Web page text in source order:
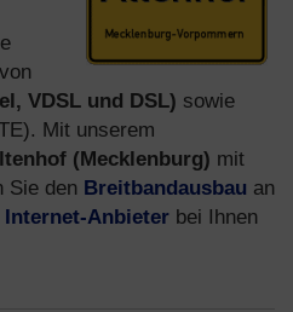
von
VDSL und DSL) sowie
Mit unserem
(Mecklenburg) mit
Sie den Breitbandausbau an
Internet-Anbieter bei Ihnen